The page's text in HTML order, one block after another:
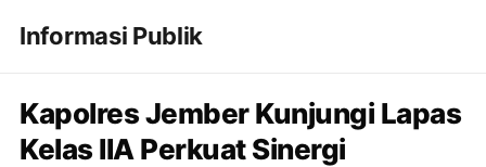
Informasi Publik
Kapolres Jember Kunjungi Lapas
Kelas IIA Perkuat Sinergi